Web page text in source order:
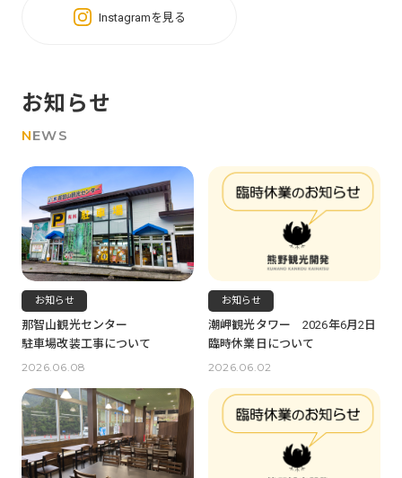
Instagramを見る
お知らせ
NEWS
お知らせ
2026.06.08
那智山観光センター
駐車場改装工事について
お知らせ
2026.06.02
潮岬観光タワー 2026年6月2日
臨時休業日について